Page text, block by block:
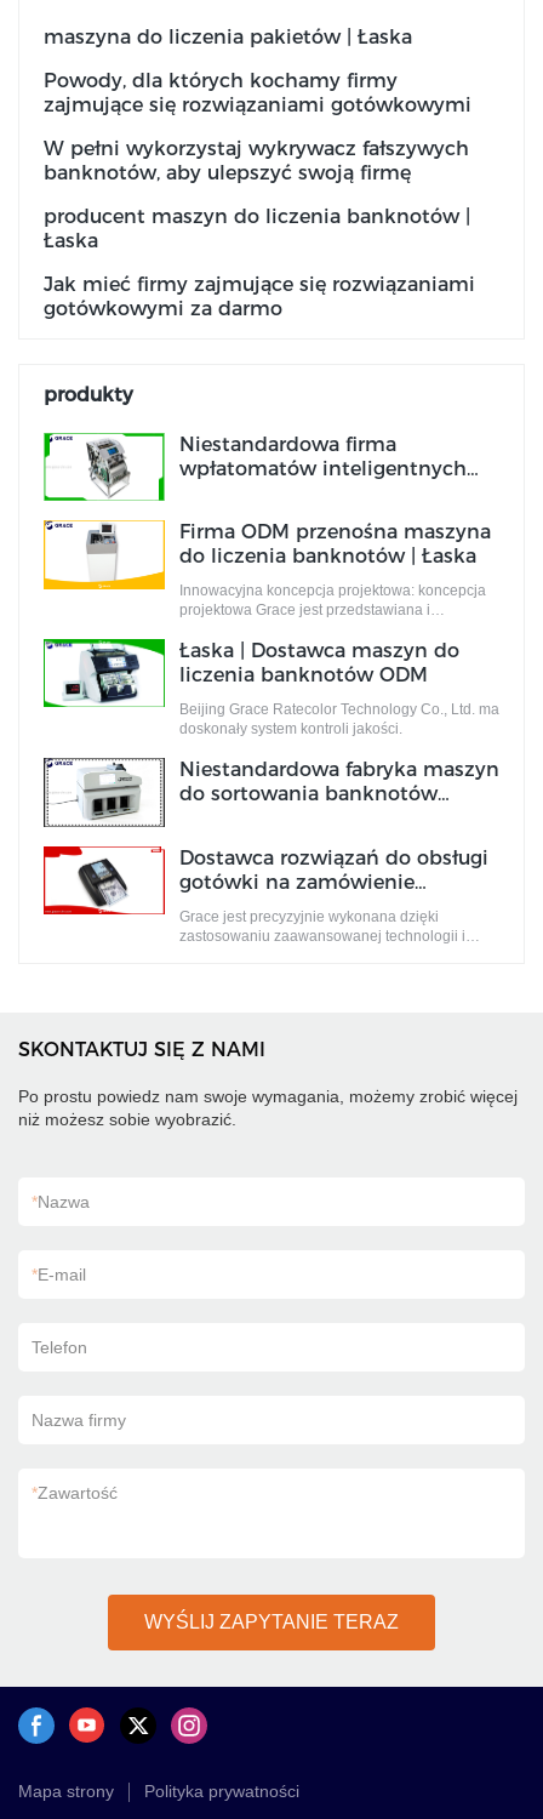
maszyna do liczenia pakietów | Łaska
Powody, dla których kochamy firmy
zajmujące się rozwiązaniami gotówkowymi
W pełni wykorzystaj wykrywacz fałszywych
banknotów, aby ulepszyć swoją firmę
producent maszyn do liczenia banknotów |
Łaska
Jak mieć firmy zajmujące się rozwiązaniami
gotówkowymi za darmo
produkty
Niestandardowa firma
wpłatomatów inteligentnych
Firma ODM przenośna maszyna
do liczenia banknotów | Łaska
Innowacyjna koncepcja projektowa: koncepcja
projektowa Grace jest przedstawiana i
są pełni innowacyjnych pomysłów projektowych.
Te pomysły nie tylko spełniają standardy
wymagania rynku.
Łaska | Dostawca maszyn do
liczenia banknotów ODM
Beijing Grace Ratecolor Technology Co., Ltd. ma
doskonały system kontroli jakości.
Niestandardowa fabryka maszyn
do sortowania banknotów
Dostawca rozwiązań do obsługi
gotówki na zamówienie
Producent | Łaska
Grace jest precyzyjnie wykonana dzięki
zastosowaniu zaawansowanej technologii i
SKONTAKTUJ SIĘ Z NAMI
Po prostu powiedz nam swoje wymagania, możemy zrobić więcej
niż możesz sobie wyobrazić.
*Nazwa
*E-mail
Telefon
Nazwa firmy
*Zawartość
WYŚLIJ ZAPYTANIE TERAZ
Mapa strony Polityka prywatności